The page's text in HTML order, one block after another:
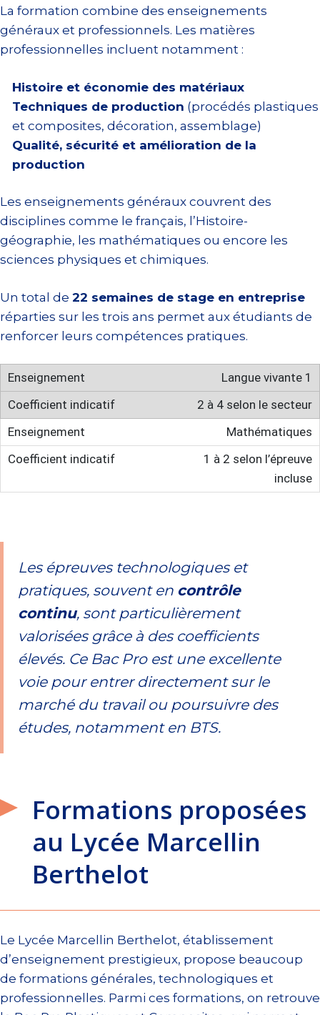
La formation combine des enseignements
généraux et professionnels. Les matières
professionnelles incluent notamment :
Histoire et économie des matériaux
Techniques de production (procédés plastiques
et composites, décoration, assemblage)
Qualité, sécurité et amélioration de la
production
Les enseignements généraux couvrent des
disciplines comme le français, l’Histoire-
géographie, les mathématiques ou encore les
sciences physiques et chimiques.
Un total de 22 semaines de stage en entreprise
réparties sur les trois ans permet aux étudiants de
renforcer leurs compétences pratiques.
Langue vivante 1
2 à 4 selon le secteur
Mathématiques
1 à 2 selon l’épreuve
incluse
Les épreuves technologiques et
pratiques, souvent en contrôle
continu, sont particulièrement
valorisées grâce à des coefficients
élevés. Ce Bac Pro est une excellente
voie pour entrer directement sur le
marché du travail ou poursuivre des
études, notamment en BTS.
Formations proposées
au Lycée Marcellin
Berthelot
Le Lycée Marcellin Berthelot, établissement
d’enseignement prestigieux, propose beaucoup
de formations générales, technologiques et
professionnelles. Parmi ces formations, on retrouve